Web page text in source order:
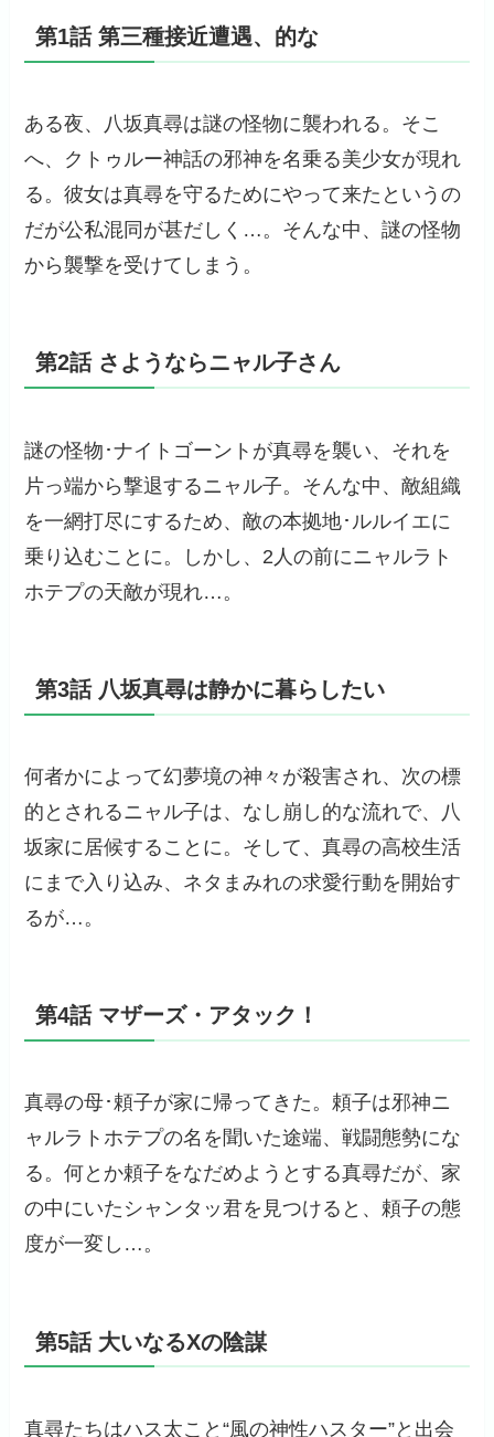
第1話 第三種接近遭遇、的な
ある夜、八坂真尋は謎の怪物に襲われる。そこ
へ、クトゥルー神話の邪神を名乗る美少女が現れ
る。彼女は真尋を守るためにやって来たというの
だが公私混同が甚だしく…。そんな中、謎の怪物
から襲撃を受けてしまう。
第2話 さようならニャル子さん
謎の怪物･ナイトゴーントが真尋を襲い、それを
片っ端から撃退するニャル子。そんな中、敵組織
を一網打尽にするため、敵の本拠地･ルルイエに
乗り込むことに。しかし、2人の前にニャルラト
ホテプの天敵が現れ…。
第3話 八坂真尋は静かに暮らしたい
何者かによって幻夢境の神々が殺害され、次の標
的とされるニャル子は、なし崩し的な流れで、八
坂家に居候することに。そして、真尋の高校生活
にまで入り込み、ネタまみれの求愛行動を開始す
るが…。
第4話 マザーズ・アタック！
真尋の母･頼子が家に帰ってきた。頼子は邪神ニ
ャルラトホテプの名を聞いた途端、戦闘態勢にな
る。何とか頼子をなだめようとする真尋だが、家
の中にいたシャンタッ君を見つけると、頼子の態
度が一変し…。
第5話 大いなるXの陰謀
真尋たちはハス太こと“風の神性ハスター”と出会